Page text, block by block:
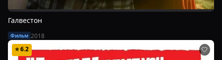
Галвестон
Фильм 2018
⭐6.2 🤍